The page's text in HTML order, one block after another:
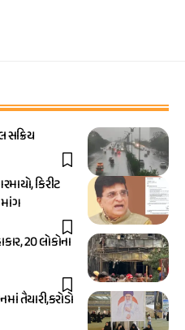
સક્રિય
કિરીટ
માંગ
20 લોકોના
તૈયારી,કરોડો